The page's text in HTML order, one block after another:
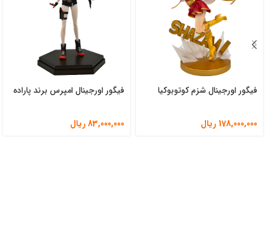
فیگور اورجینال شزم کوتوبوکیا
178,000,000 ریال
فیگور اورجینال امپرس برند پاراده
83,000,000ریال